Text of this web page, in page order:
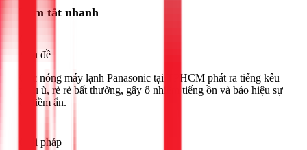
Tóm tắt nhanh
Vấn đề
Cục nóng máy lạnh Panasonic tại TPHCM phát ra tiếng kêu
to, ù ù, rè rè bất thường, gây ô nhiễm tiếng ồn và báo hiệu sự
cố tiềm ẩn.
Giải pháp